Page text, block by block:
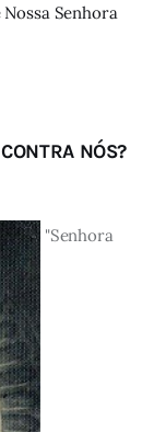
Senhora
NÓS?
"Senhora